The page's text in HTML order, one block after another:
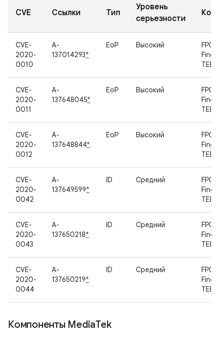
CVE Ссылки Тип
Уровень
серьезности
CVE-
2020-
0010
A-
137014293*
EoP Высокий
FPC
TEE
CVE-
2020-
0011
A-
137648045*
EoP Высокий
FPC
TEE
CVE-
2020-
0012
A-
137648844*
EoP Высокий
FPC
TEE
CVE-
2020-
0042
A-
137649599*
ID Средний
FPC
TEE
CVE-
2020-
0043
A-
137650218*
ID Средний
FPC
TEE
CVE-
2020-
0044
A-
137650219*
ID Средний
FPC
TEE
Компоненты MediaTek